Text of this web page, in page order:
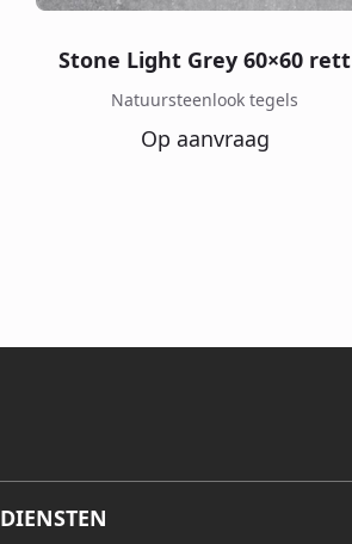
Natuursteenlook tegels
Stone Light Grey 60×60 rett
Op aanvraag
DIENSTEN